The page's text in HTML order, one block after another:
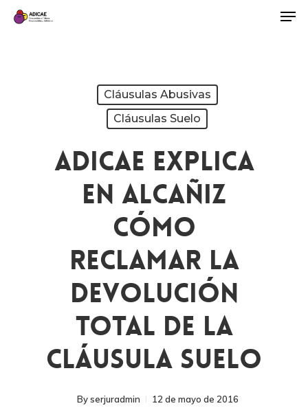
Cláusulas Abusivas
Cláusulas Suelo
ADICAE Explica
En Alcañiz
Cómo
Reclamar La
Devolución
Total De La
Cláusula Suelo
Byserjuradmin
12 de mayo de 2016